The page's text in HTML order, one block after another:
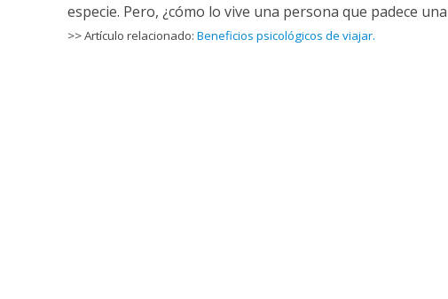
especie. Pero, ¿cómo lo vive una persona que padece
>> Artículo relacionado: Beneficios psicológicos de viajar.